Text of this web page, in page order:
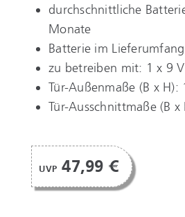
durchschnittliche
Monate
Batterie im
zu betreiben mit: 1 x 9
Tür-Außenmaße (B x
Tür-Ausschnittmaße (B
UVP 47,99 €